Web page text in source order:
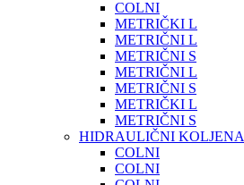
COLNI
METRIČKI L
METRIČNI L
METRIČNI S
METRIČNI L
METRIČNI S
METRIČKI L
METRIČNI S
HIDRAULIČNI KOLJENA
COLNI
COLNI